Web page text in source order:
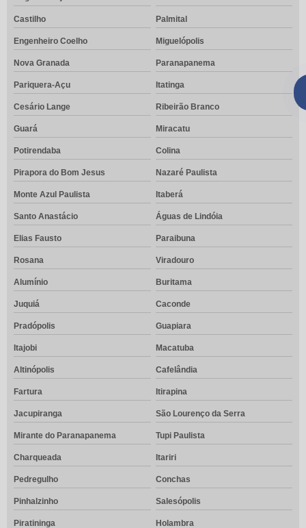
Castilho Palmital
Engenheiro Coelho Miguelópolis
Nova Granada Paranapanema
Pariquera-Açu Itatinga
Cesário Lange Ribeirão Branco
Guará Miracatu
Potirendaba Colina
Pirapora do Bom Jesus Nazaré Paulista
Monte Azul Paulista Itaberá
Santo Anastácio Águas de Lindóia
Elias Fausto Paraibuna
Rosana Viradouro
Alumínio Buritama
Juquiá Caconde
Pradópolis Guapiara
Itajobi Macatuba
Altinópolis Cafelândia
Fartura Itirapina
Jacupiranga São Lourenço da Serra
Mirante do Paranapanema Tupi Paulista
Charqueada Itariri
Pedregulho Conchas
Pinhalzinho Salesópolis
Piratininga Holambra